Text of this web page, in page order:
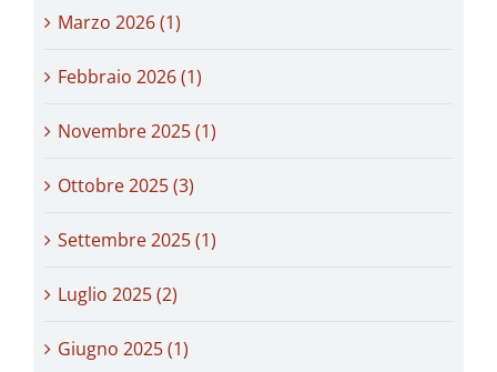
Marzo 2026 (1)
Febbraio 2026 (1)
Novembre 2025 (1)
Ottobre 2025 (3)
Settembre 2025 (1)
Luglio 2025 (2)
Giugno 2025 (1)